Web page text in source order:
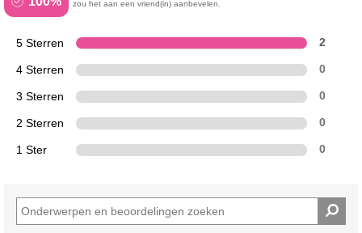
zou het aan een vriend(in) aanbevelen.
5 Sterren 2
4 Sterren 0
3 Sterren 0
2 Sterren 0
1 Ster 0